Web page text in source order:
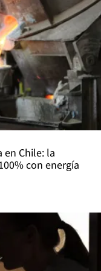
en Chile: la
con energía